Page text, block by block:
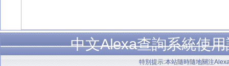
中文Alexa查詢系統使
特別提示:本站隨時隨地關注